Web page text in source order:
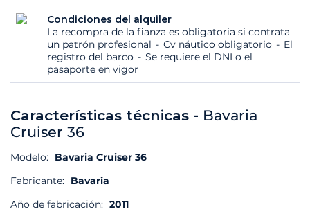
Condiciones del alquiler
La recompra de la fianza es obligatoria si contrata
un patrón profesional
Cv náutico obligatorio
El
registro del barco
Se requiere el DNI o el
pasaporte en vigor
Características técnicas - Bavaria
Cruiser 36
Modelo: Bavaria Cruiser 36
Fabricante: Bavaria
Año de fabricación: 2011